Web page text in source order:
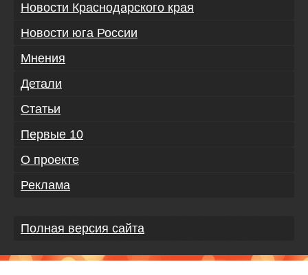
Новости Краснодарского края
Новости юга России
Мнения
Детали
Статьи
Первые 10
О проекте
Реклама
Полная версия сайта